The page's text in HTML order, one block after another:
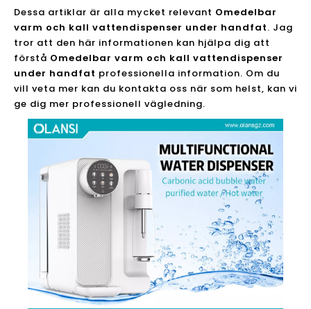
Dessa artiklar är alla mycket relevant Omedelbar
varm och kall vattendispenser under handfat. Jag
tror att den här informationen kan hjälpa dig att
förstå Omedelbar varm och kall vattendispenser
under handfat professionella information. Om du
vill veta mer kan du kontakta oss när som helst, kan vi
ge dig mer professionell vägledning.